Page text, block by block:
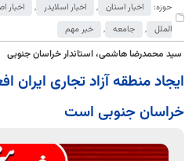
حوزه:
اخبار استان , اخبار اسلایدر , اخبار
الملل , جامعه , خبر مهم
سید محمدرضا هاشمی، استاندار خراسان جنوبی
ایجاد منطقه آزاد تجاری ایران
خراسان جنوبی است